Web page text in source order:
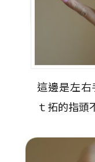
這邊是左
ｔ拓的指頭